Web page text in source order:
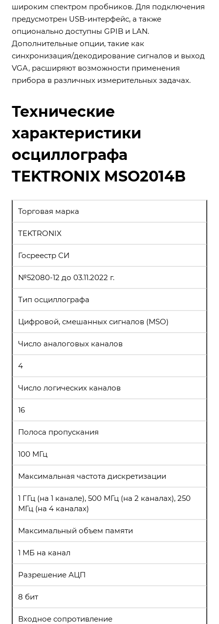
широким спектром пробников. Для подключения
предусмотрен USB-интерфейс, а также
опционально доступны GPIB и LAN.
Дополнительные опции, такие как
синхронизация/декодирование сигналов и выход
VGA, расширяют возможности применения
прибора в различных измерительных задачах.
Технические
характеристики
осциллографа
TEKTRONIX MSO2014B
Торговая марка
TEKTRONIX
Госреестр СИ
№52080-12 до 03.11.2022 г.
Тип осциллографа
Цифровой, смешанных сигналов (MSO)
Число аналоговых каналов
4
Число логических каналов
16
Полоса пропускания
100 МГц
Максимальная частота дискретизации
1 ГГц (на 1 канале), 500 МГц (на 2 каналах), 250
МГц (на 4 каналах)
Максимальный объем памяти
1 МБ на канал
Разрешение АЦП
8 бит
Входное сопротивление